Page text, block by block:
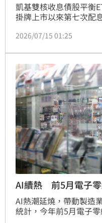
凱基雙核收息債股平衡
掛牌上市以來第七次配
為0.054元、0.056元、
參與除息的投資人，7
2026/07/15 01:25
AI續熱 前5月電子
AI熱潮延燒，帶動製造
統計，今年前5月電子